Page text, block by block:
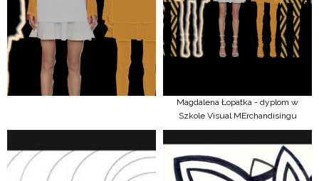
Magdalena Łopatka - dyplom w
Szkole Visual MErchandisingu